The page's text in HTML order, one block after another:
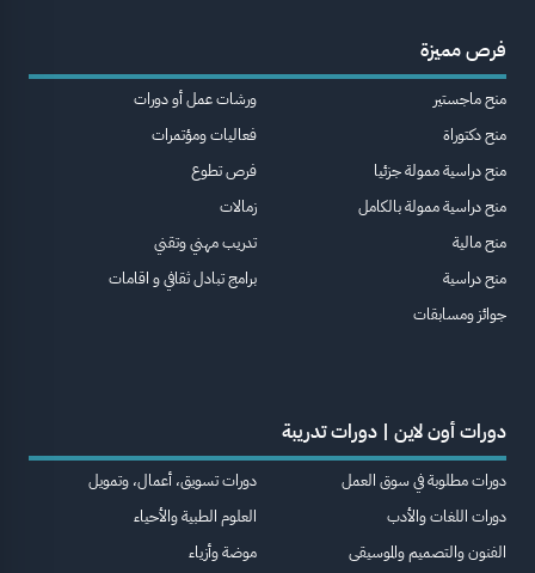
فرص مميزة
منح ماجستير
منح دكتوراة
منح دراسية ممولة جزئيا
منح دراسية ممولة بالكامل
منح مالية
منح دراسية
جوائز ومسابقات
ورشات عمل أو دورات
فعاليات ومؤتمرات
فرص تطوع
زمالات
تدريب مهني وتقني
برامج تبادل ثقافي و اقامات
دورات أون لاين | دورات تدريبة
دورات مطلوبة في سوق العمل
دورات اللغات والأدب
الفنون والتصميم والموسيقى
دورات تسويق، أعمال، وتمويل
العلوم الطبية والأحياء
موضة وأزياء